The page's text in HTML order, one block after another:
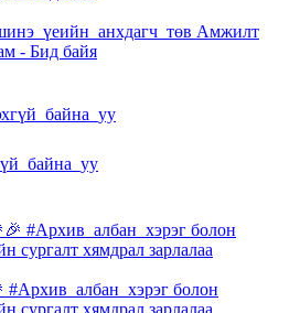
Амжилт
- Бид байя
болон
хямдрал зарлалаа